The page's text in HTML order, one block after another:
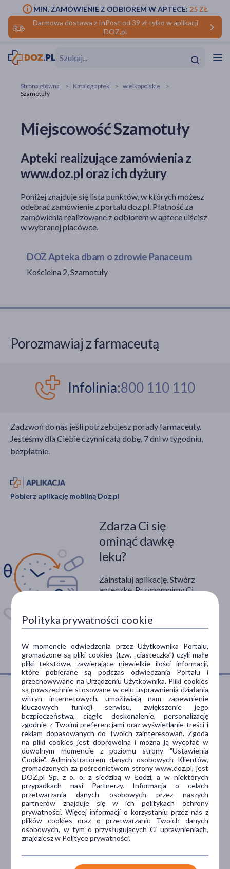
Darmowa dostawa z InPost od 39 zł tylko w aplikacji
DOZ.pl
MIN. ZAMÓWIENIE Z ODBIOREM W APTECE: 25 ZŁ
makijażu
Strona główna Katalog aptek
wielkopolskie
Szamotuły
Miejscowość Szamotuły
Apteki realizujące zamówienia z
www.doz.pl oraz ich dyżury
Poniżej znajduje się lista punktów, w których możesz
odebrać zamówienie z portalu doz.pl. Płatność za
zamówienia realizowane z odbiorem w aptece uiścisz
w wybranej placówce.
DOZ Apteka dbam o zdrowie Panaceum
Kościelna 2, Szamotuły
Porozmawiaj z farmaceutą
Infolinia:800 110 110
Zadzwoń do nas jeśli potrzebujesz porady farmaceuty.
Jesteśmy dla Ciebie czynni całą dobę, 7 dni w tygodniu,
bezpłatnie.
Pobierz aplikację mobilną Doz.pl
Zdarza Ci się
ominąć dawkę
leku?
Zainstaluj aplikację. Stwórz
apteczkę. Przypomnimy Ci
Dostępna w
Dlaczego DOZ.pl
Niższe koszta leczenia
Darmowa dostawa do Apteki
Bezpłatna Infolinia dla
Pacjentów.
Bezpieczeństwo
Encyklopedia leków i ziół
Polityka prywatności cookie
W momencie odwiedzenia przez Użytkownika Portalu,
gromadzone są pliki cookies (tzw. „ciasteczka”) czyli małe
pliki tekstowe, zawierające niewielkie ilości informacji,
które pobierane są podczas odwiedzania Portalu i
przechowywane na Urządzeniu Użytkownika. Pliki cookies
są powszechnie stosowane w celu usprawnienia działania
witryn internetowych, umożliwiają nam zapewnienie
kluczowych funkcji serwisu, zwiększenie jego
bezpieczeństwa, ciągłe doskonalenie, personalizację
zgodnie z Twoimi preferencjami oraz wyświetlanie treści i
reklam dopasowanych do Twoich zainteresowań. Zgoda
na pliki cookies jest dobrowolna i można ją wycofać w
dowolnym momencie z poziomu strony "Ustawienia
Cookie". Administratorem danych osobowych Klientów,
gromadzonych za pośrednictwem strony www.doz.pl, jest
DOZ.pl Sp. z o. o. z siedzibą w Łodzi, a w niektórych
przypadkach nasi Partnerzy. Informacja o celach
przetwarzania danych osobowych przez naszych
partnerów znajduje się w ich politykach ochrony
prywatności. Więcej informacji o korzystaniu przez nas z
plików cookies oraz o przetwarzaniu Twoich danych
osobowych, w tym o przysługujących Ci uprawnieniach,
znajdziesz w Polityce prywatności.